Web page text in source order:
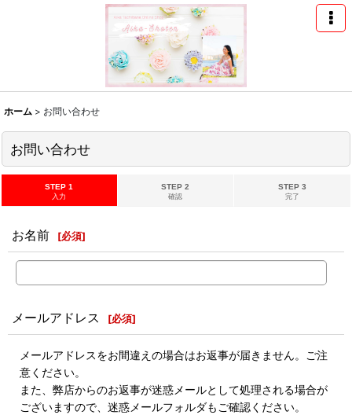
ホーム > お問い合わせ
お問い合わせ
STEP 1
入力
STEP 2
確認
STEP 3
完了
お名前 [必須]
メールアドレス [必須]
メールアドレスをお間違えの場合はお返事が届きません。ご注
意ください。
また、弊店からのお返事が迷惑メールとして処理される場合が
ございますので、迷惑メールフォルダもご確認ください。